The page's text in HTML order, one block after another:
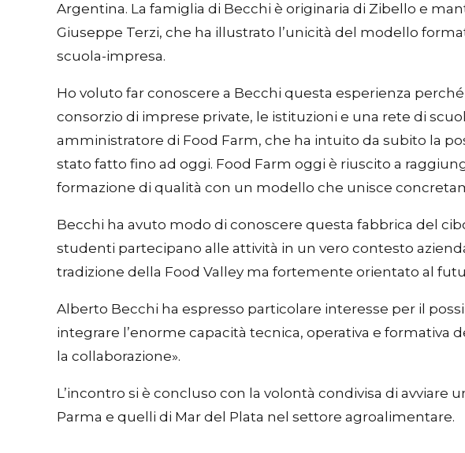
Argentina. La famiglia di Becchi è originaria di Zibello e
Giuseppe Terzi, che ha illustrato l’unicità del modello
scuola-impresa.
Ho voluto far conoscere a Becchi questa esperienza
consorzio di imprese private, le istituzioni e una rete di
amministratore di Food Farm, che ha intuito da subito la
stato fatto fino ad oggi. Food Farm oggi è riuscito a
formazione di qualità con un modello che unisce
Becchi ha avuto modo di conoscere questa fabbrica del
studenti partecipano alle attività in un vero contesto
tradizione della Food Valley ma fortemente orientato al
Alberto Becchi ha espresso particolare interesse per il
integrare l’enorme capacità tecnica, operativa e formativa
la collaborazione».
L’incontro si è concluso con la volontà condivisa di
Parma e quelli di Mar del Plata nel settore agroalimentare.